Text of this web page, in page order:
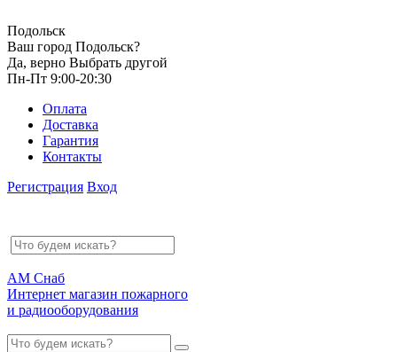
Подольск
Ваш город Подольск?
Да, верно Выбрать другой
Пн-Пт 9:00-20:30
Оплата
Доставка
Гарантия
Контакты
Регистрация Вход
АМ Снаб
Интернет магазин пожарного
и радиооборудования